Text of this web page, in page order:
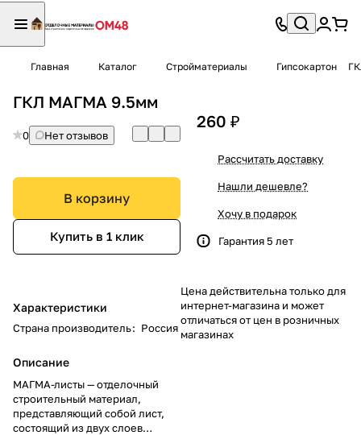
Главная Каталог Стройматериалы Гипсокартон
ГКЛ МАГМА 9.5мм
0 Нет отзывов
В корзину
Купить в 1 клик
Характеристики
Страна производитель: Россия
Описание
МАГМА-листы — отделочный
строительный материал,
представляющий собой лист,
состоящий из двух слоев
260 ₽
Рассчитать доставку
Нашли дешевле?
Хочу в подарок
Гарантия 5 лет
Цена действительна только для
интернет-магазина и может
отличаться от цен в розничных
магазинах